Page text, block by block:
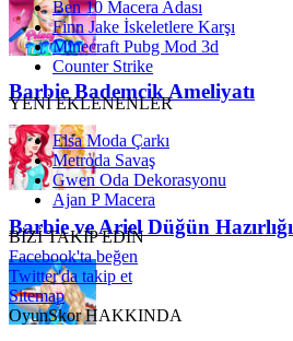
Barbie Bademcik Ameliyatı
Barbie ve Ariel Düğün Hazırlığı
Ben 10 Macera Adası
Finn Jake İskeletlere Karşı
Minecraft Pubg Mod 3d
Counter Strike
YENİ EKLENENLER
Elsa Moda Çarkı
Metroda Savaş
Gwen Oda Dekorasyonu
Ajan P Macera
BİZİ TAKİP EDİN
Facebook'ta beğen
Twitter'da takip et
Sitemap
OyunSkor HAKKINDA